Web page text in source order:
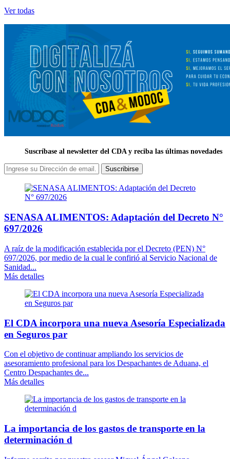
Ver todas
Suscríbase al newsletter del CDA y reciba las últimas novedades
Suscribirse
SENASA ALIMENTOS: Adaptación del Decreto N°
697/2026
A raíz de la modificación establecida por el Decreto (PEN) N°
697/2026, por medio de la cual le confirió al Servicio Nacional de
Sanidad...
Más detalles
El CDA incorpora una nueva Asesoría Especializada
en Seguros par
Con el objetivo de continuar ampliando los servicios de
asesoramiento profesional para los Despachantes de Aduana, el
Centro Despachantes de...
Más detalles
La importancia de los gastos de transporte en la
determinación d